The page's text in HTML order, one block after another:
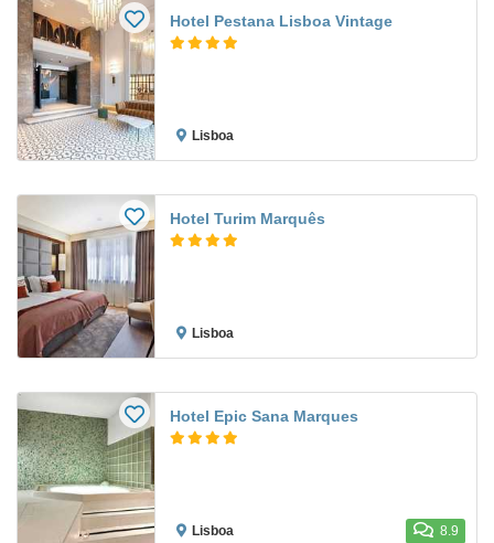
Hotel Pestana Lisboa Vintage
Lisboa
Hotel Turim Marquês
Lisboa
Hotel Epic Sana Marques
Lisboa 8.9